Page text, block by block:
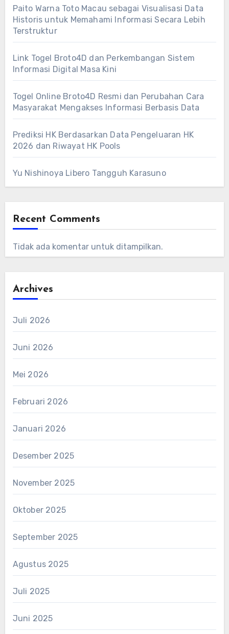
Paito Warna Toto Macau sebagai Visualisasi Data
Historis untuk Memahami Informasi Secara Lebih
Terstruktur
Link Togel Broto4D dan Perkembangan Sistem
Informasi Digital Masa Kini
Togel Online Broto4D Resmi dan Perubahan Cara
Masyarakat Mengakses Informasi Berbasis Data
Prediksi HK Berdasarkan Data Pengeluaran HK
2026 dan Riwayat HK Pools
Yu Nishinoya Libero Tangguh Karasuno
Recent Comments
Tidak ada komentar untuk ditampilkan.
Archives
Juli 2026
Juni 2026
Mei 2026
Februari 2026
Januari 2026
Desember 2025
November 2025
Oktober 2025
September 2025
Agustus 2025
Juli 2025
Juni 2025